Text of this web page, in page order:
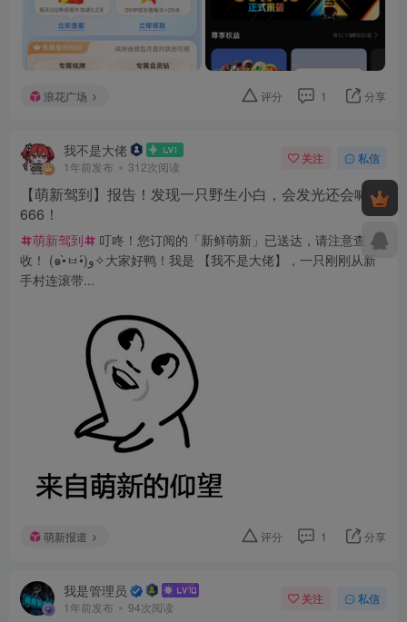
浪花广场 评分 1 分享
我不是大佬
1年前发布 312次阅读
关注 私信
【萌新驾到】报告！发现一只野生小白，会发光还会喊
666！
萌新驾到
叮咚！您订阅的「新鲜萌新」已送达，请注意查
收！ (๑•̀ㅂ•́)و✧大家好鸭！我是 【我不是大佬】，一只刚刚从新
手村连滚带...
萌新报道 评分 1 分享
我是管理员
1年前发布 94次阅读
关注 私信